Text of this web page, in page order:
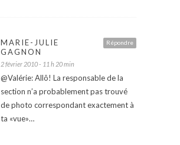
Répondre
MARIE-JULIE
GAGNON
2 février 2010 - 11 h 20 min
@Valérie: Allô! La responsable de la
section n’a probablement pas trouvé
de photo correspondant exactement à
ta «vue»…